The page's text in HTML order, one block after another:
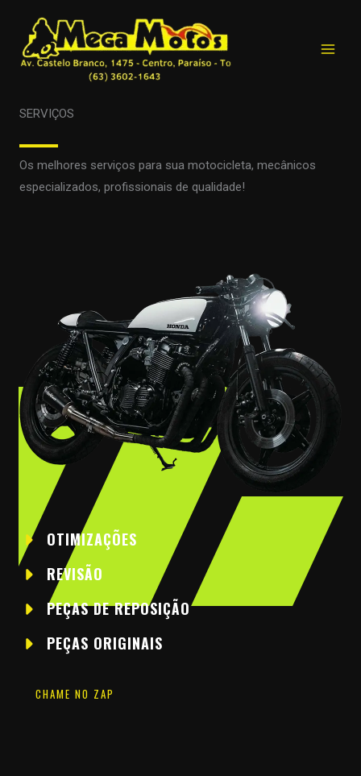
SERVIÇOS
Os melhores serviços para sua motocicleta, mecânicos
especializados, profissionais de qualidade!
OTIMIZAÇÕES
REVISÃO
PEÇAS DE REPOSIÇÃO
PEÇAS ORIGINAIS
CHAME NO ZAP